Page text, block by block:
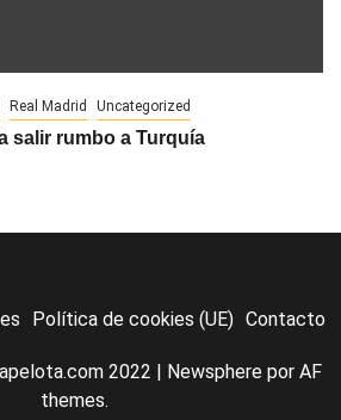
Real Madrid Uncategorized
salir rumbo a Turquía
Política de cookies (UE) Contacto
2022 | Newspherepor AF
themes.